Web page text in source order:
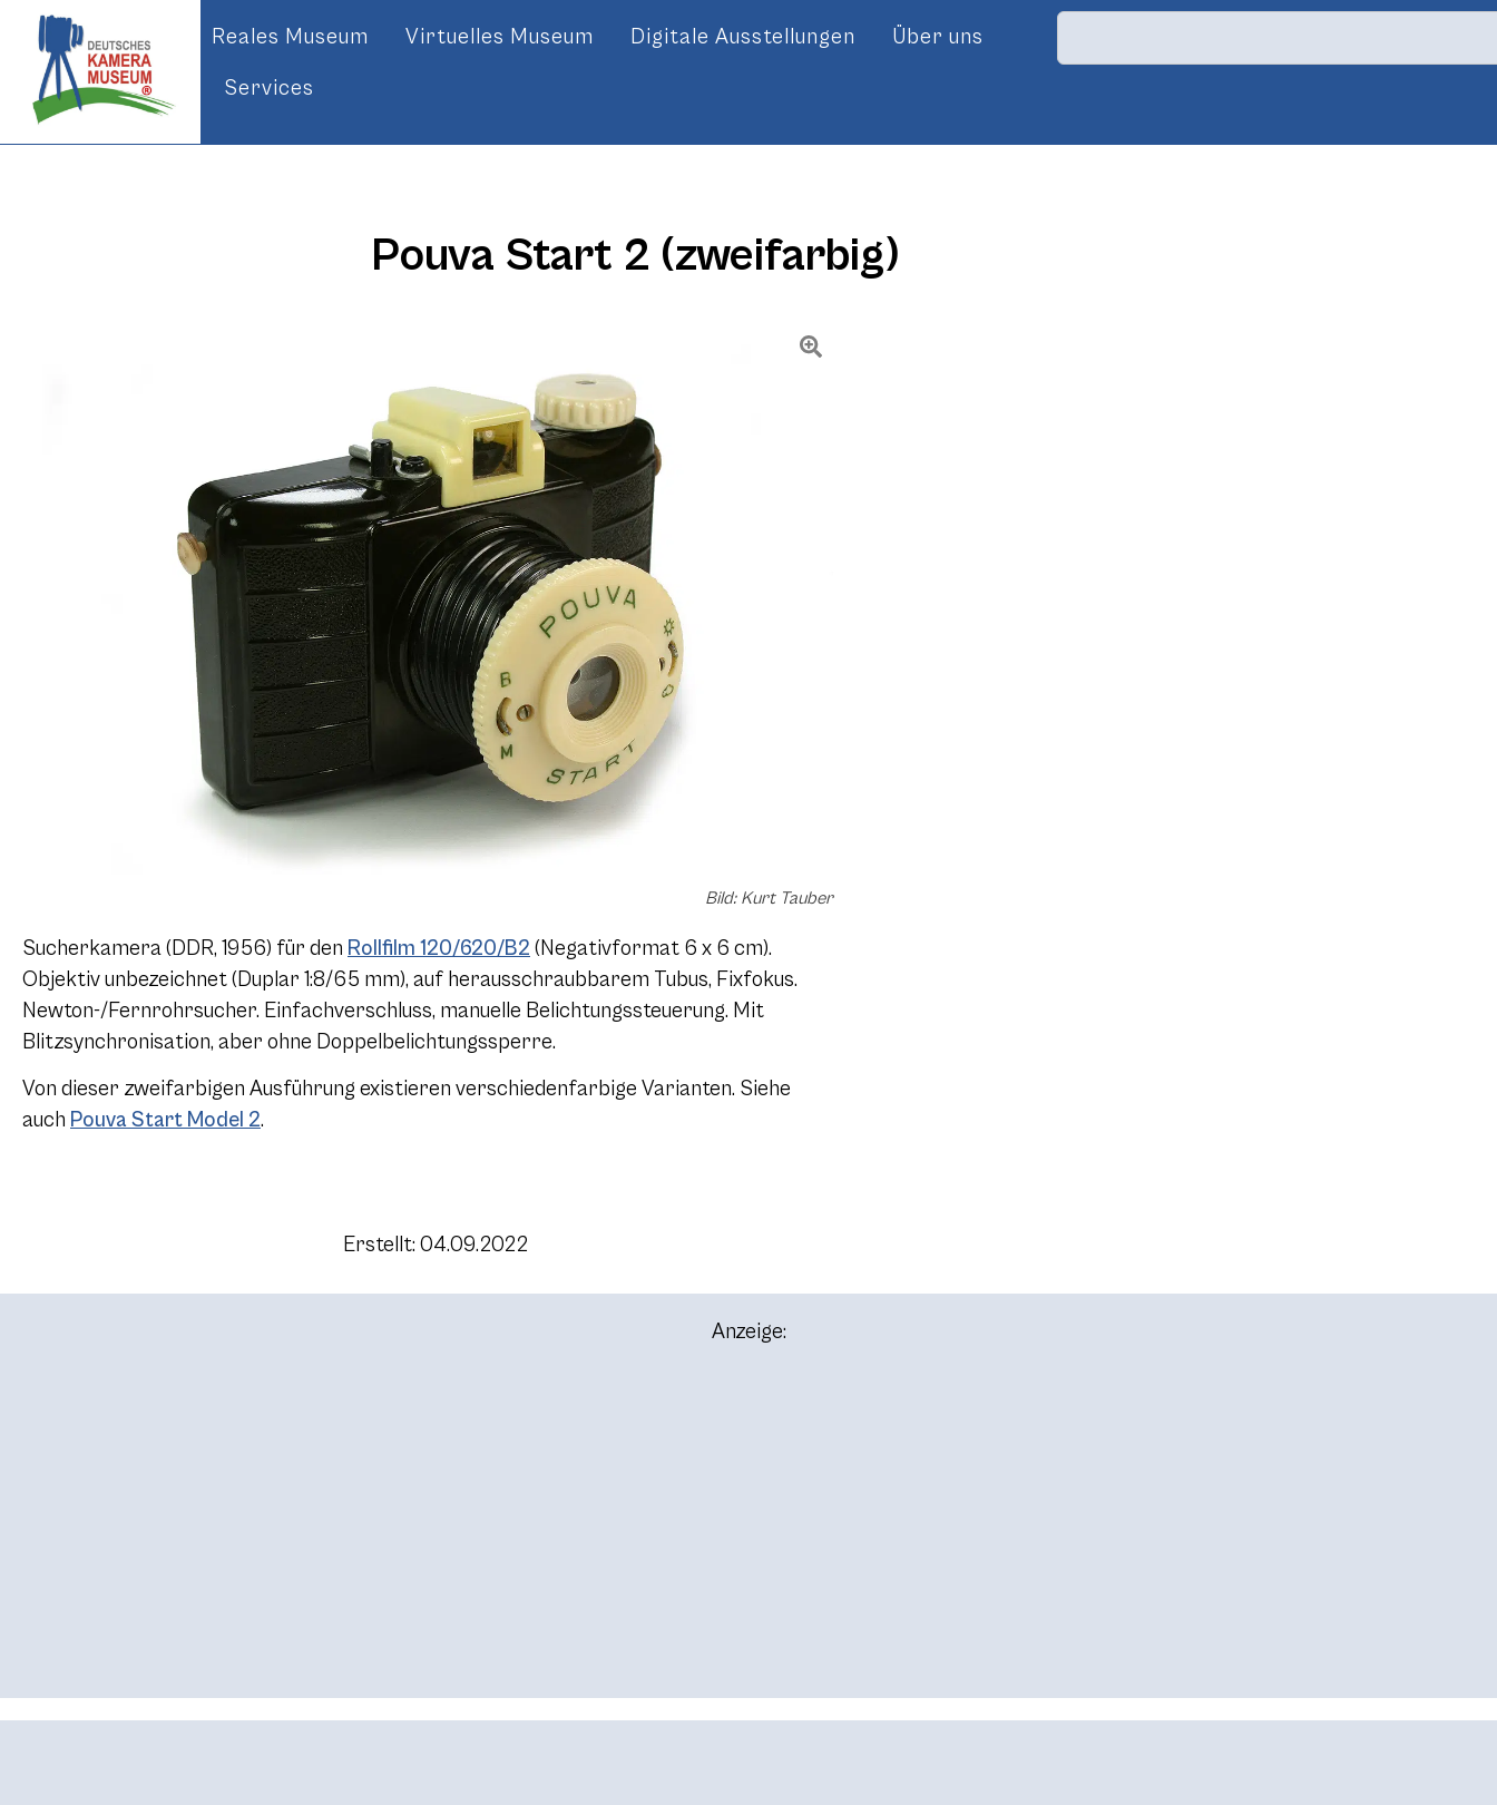
Reales Museum Virtuelles Museum Digitale Ausstellungen Über uns
Services
Pouva Start 2 (zweifarbig)
Bild: Kurt Tauber
Sucherkamera (DDR, 1956) für den Rollfilm 120/620/B2 (Negativformat 6 x 6 cm).
Objektiv unbezeichnet (Duplar 1:8/65 mm), auf herausschraubbarem Tubus, Fixfokus.
Newton-/Fernrohrsucher. Einfachverschluss, manuelle Belichtungssteuerung. Mit
Blitzsynchronisation, aber ohne Doppelbelichtungssperre.
Von dieser zweifarbigen Ausführung existieren verschiedenfarbige Varianten. Siehe
auch Pouva Start Model 2.
Erstellt: 04.09.2022
Anzeige: